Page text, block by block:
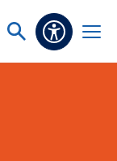
Vraag
Open